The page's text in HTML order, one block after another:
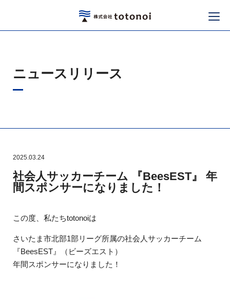
ニュースリリース
2025.03.24
社会人サッカーチーム 『BeesEST』 年
間スポンサーになりました！
この度、私たちtotonoiは
さいたま市北部1部リーグ所属の社会人サッカーチーム
『BeesEST』（ビーズエスト）
年間スポンサーになりました！